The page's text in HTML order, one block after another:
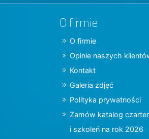
O firmie
O firmie
Opinie naszych
Kontakt
Galeria zdjęć
Polityka prywatności
Zamów katalog
i szkoleń na rok 2026